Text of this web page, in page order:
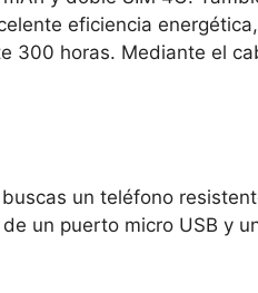
eficiencia
300 horas. Mediante el
un teléfono
un puerto micro USB y